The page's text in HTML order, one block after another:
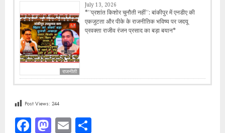
राजनीती
July 13, 2026
*​”प्रशांत किशोर चुनौती नहीं”: बांकीपुर में एनडीए की
एकजुटता और पीके के राजनीतिक भविष्य पर जदयू
प्रवक्ता राजीव रंजन प्रसाद का बड़ा बयान*
Post Views: 244
Facebook
Mastodon
Email